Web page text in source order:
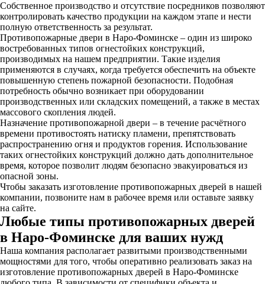
Собственное производство и отсутствие посредников позволяют
контролировать качество продукции на каждом этапе и нести
полную ответственность за результат.
Противопожарные двери в Наро-Фоминске – один из широко
востребованных типов огнестойких конструкций,
производимых на нашем предприятии. Такие изделия
применяются в случаях, когда требуется обеспечить на объекте
повышенную степень пожарной безопасности. Подобная
потребность обычно возникает при оборудовании
производственных или складских помещений, а также в местах
массового скопления людей.
Назначение противопожарной двери – в течение расчётного
времени противостоять натиску пламени, препятствовать
распространению огня и продуктов горения. Использование
таких огнестойких конструкций должно дать дополнительное
время, которое позволит людям безопасно эвакуироваться из
опасной зоны.
Чтобы заказать изготовление противопожарных дверей в нашей
компании, позвоните нам в рабочее время или оставьте заявку
на сайте.
Любые типы противопожарных дверей
в Наро-Фоминске для ваших нужд
Наша компания располагает развитыми производственными
мощностями для того, чтобы оперативно реализовать заказ на
изготовление противопожарных дверей в Наро-Фоминске